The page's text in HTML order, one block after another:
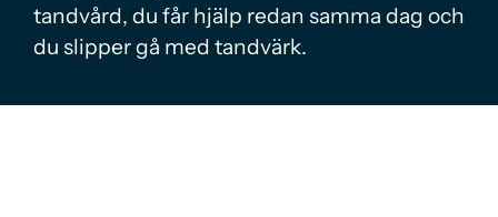
tandvård, du får hjälp redan samma dag och
du slipper gå med tandvärk.